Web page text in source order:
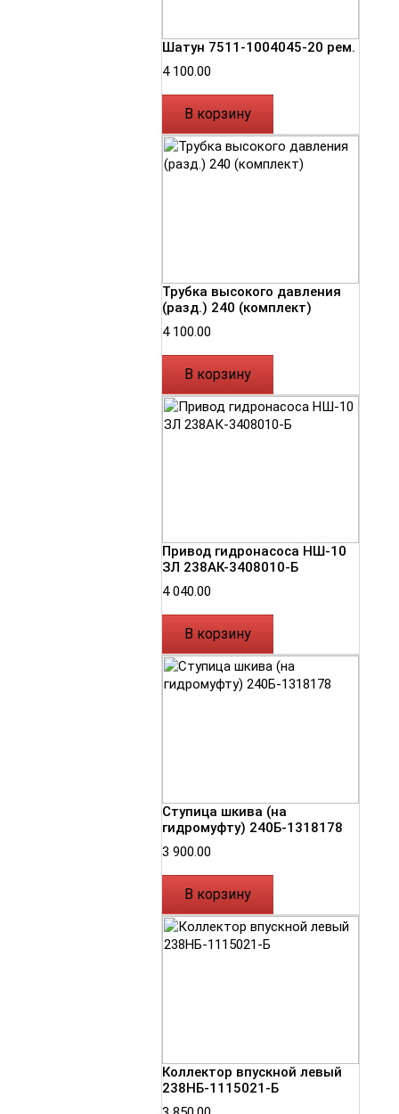
Шатун 7511-1004045-20 рем.
4 100.00
В корзину
Трубка высокого давления
(разд.) 240 (комплект)
4 100.00
В корзину
Привод гидронасоса НШ-10
ЗЛ 238АК-3408010-Б
4 040.00
В корзину
Ступица шкива (на
гидромуфту) 240Б-1318178
3 900.00
В корзину
Коллектор впускной левый
238НБ-1115021-Б